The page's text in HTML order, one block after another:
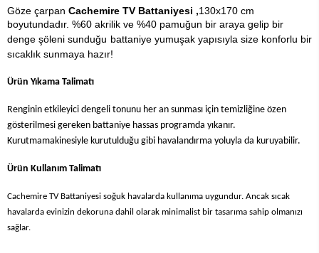
Göze çarpan Cachemire TV Battaniyesi ,130x170 cm
boyutundadır. %60 akrilik ve %40 pamuğun bir araya gelip bir
denge şöleni sunduğu battaniye yumuşak yapısıyla size konforlu bir
sıcaklık sunmaya hazır!
Ürün Yıkama Talimatı
Renginin etkileyici dengeli tonunu her an sunması için temizliğine özen
gösterilmesi gereken battaniye hassas programda yıkanır.
Kurutmamakinesiyle kurutulduğu gibi havalandırma yoluyla da kuruyabilir.
Ürün Kullanım Talimatı
Cachemire TV Battaniyesi soğuk havalarda kullanıma uygundur. Ancak sıcak
havalarda evinizin dekoruna dahil olarak minimalist bir tasarıma sahip olmanızı
sağlar.